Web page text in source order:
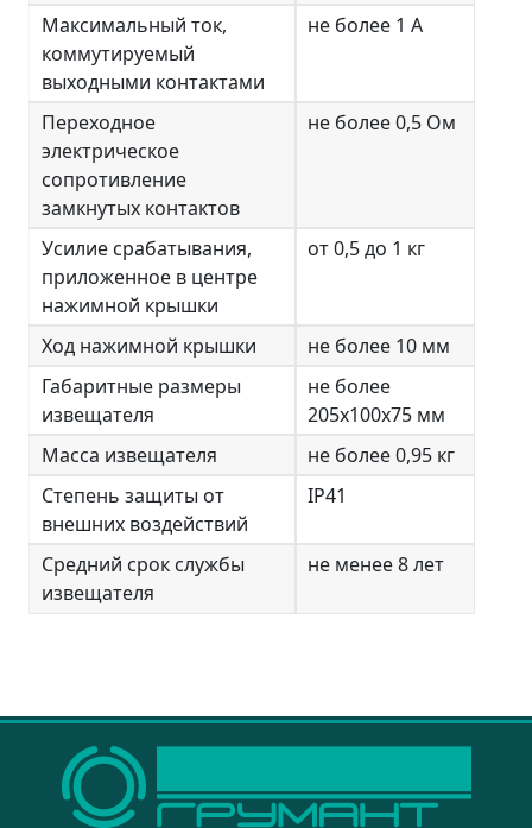
Максимальный ток,
коммутируемый
выходными контактами
не более 1 А
Переходное
электрическое
сопротивление
замкнутых контактов
не более 0,5 Ом
Усилие срабатывания,
приложенное в центре
нажимной крышки
от 0,5 до 1 кг
Ход нажимной крышки
не более 10 мм
Габаритные размеры
извещателя
не более
205х100х75 мм
Масса извещателя
не более 0,95 кг
Степень защиты от
внешних воздействий
IP41
Средний срок службы
извещателя
не менее 8 лет